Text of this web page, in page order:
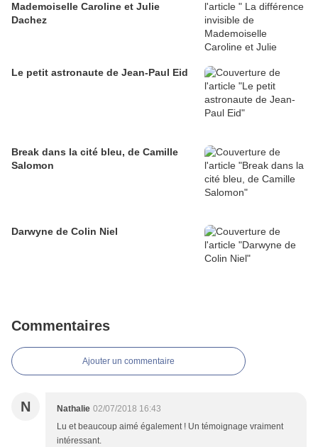
Mademoiselle Caroline et Julie
Dachez
Le petit astronaute de Jean-Paul Eid
Break dans la cité bleu, de Camille
Salomon
Darwyne de Colin Niel
Commentaires
Ajouter un commentaire
N Nathalie 02/07/2018 16:43
Lu et beaucoup aimé également ! Un témoignage vraiment
intéressant.